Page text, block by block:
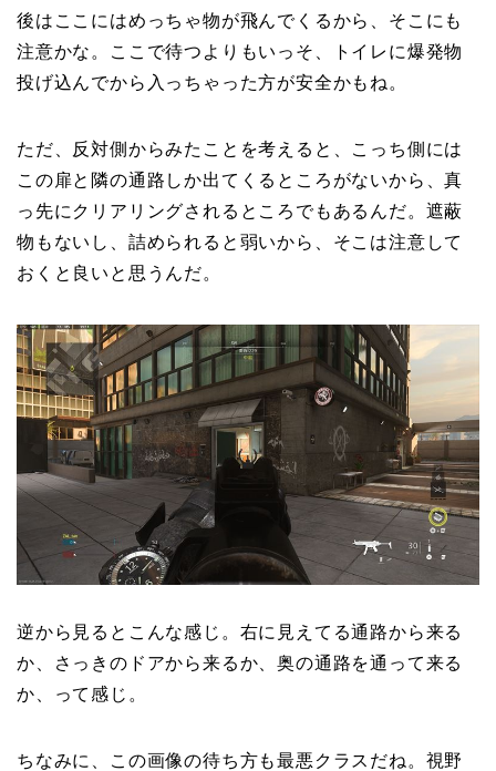
後はここにはめっちゃ物が飛んでくるから、そこにも
注意かな。ここで待つよりもいっそ、トイレに爆発物
投げ込んでから入っちゃった方が安全かもね。
ただ、反対側からみたことを考えると、こっち側には
この扉と隣の通路しか出てくるところがないから、真
っ先にクリアリングされるところでもあるんだ。遮蔽
物もないし、詰められると弱いから、そこは注意して
おくと良いと思うんだ。
逆から見るとこんな感じ。右に見えてる通路から来る
か、さっきのドアから来るか、奥の通路を通って来る
か、って感じ。
ちなみに、この画像の待ち方も最悪クラスだね。視野